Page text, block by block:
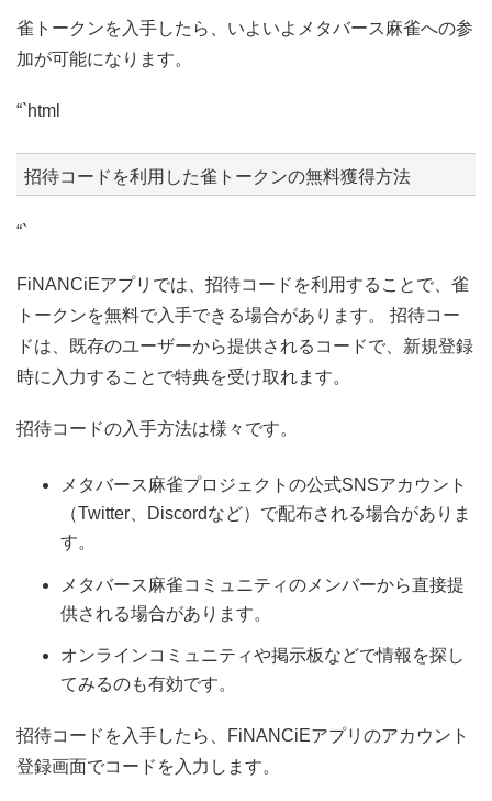
雀トークンを入手したら、いよいよメタバース麻雀への参
加が可能になります。
“`html
招待コードを利用した雀トークンの無料獲得方法
“`
FiNANCiEアプリでは、招待コードを利用することで、雀
トークンを無料で入手できる場合があります。 招待コー
ドは、既存のユーザーから提供されるコードで、新規登録
時に入力することで特典を受け取れます。
招待コードの入手方法は様々です。
メタバース麻雀プロジェクトの公式SNSアカウント
（Twitter、Discordなど）で配布される場合がありま
す。
メタバース麻雀コミュニティのメンバーから直接提
供される場合があります。
オンラインコミュニティや掲示板などで情報を探し
てみるのも有効です。
招待コードを入手したら、FiNANCiEアプリのアカウント
登録画面でコードを入力します。